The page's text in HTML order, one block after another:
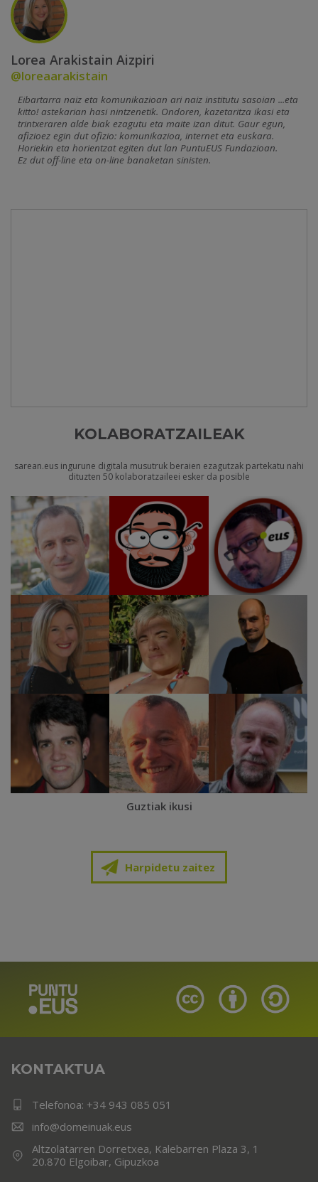
Lorea Arakistain Aizpiri
@loreaarakistain
Eibartarra naiz eta komunikazioan ari naiz institutu sasoian ...eta
kitto! astekarian hasi nintzenetik. Ondoren, kazetaritza ikasi eta
trintxeraren alde biak ezagutu eta maite izan ditut. Gaur egun,
afizioez egin dut ofizio: komunikazioa, internet eta euskara.
Horiekin eta horientzat egiten dut lan PuntuEUS Fundazioan.
Ez dut off-line eta on-line banaketan sinisten.
KOLABORATZAILEAK
sarean.eus ingurune digitala musutruk beraien ezagutzak partekatu nahi
dituzten 50 kolaboratzaileei esker da posible
Guztiak ikusi
Harpidetu zaitez
KONTAKTUA
Telefonoa: +34 943 085 051
info@domeinuak.eus
Altzolatarren Dorretxea, Kalebarren Plaza 3, 1
20.870 Elgoibar, Gipuzkoa